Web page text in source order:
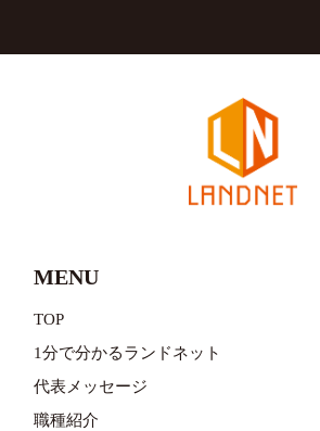
MENU
TOP
1分で分かるランドネット
代表メッセージ
職種紹介